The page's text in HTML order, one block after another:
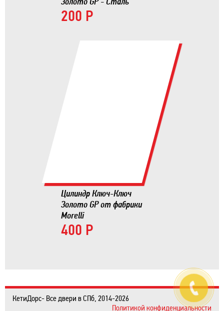
200 Р
Цилиндр Ключ-Ключ
Золото GP от фабрики
Morelli
400 Р
КетиДорс- Все двери в СПб, 2014-2026
Политикой конфиденциальности